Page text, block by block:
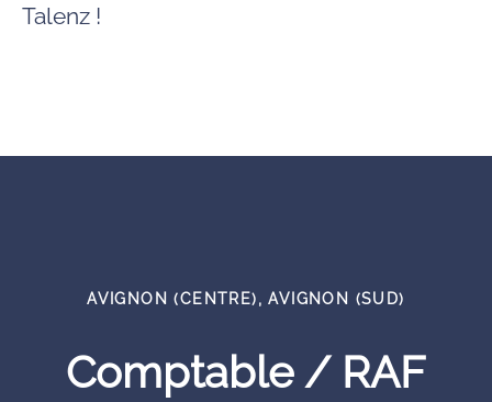
Talenz !
AVIGNON (CENTRE), AVIGNON (SUD)
Comptable / RAF